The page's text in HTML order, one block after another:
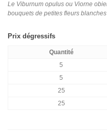
Le Viburnum opulus ou Viorne
bouquets de petites fleurs blanches
Prix dégressifs
Quantité
5
5
25
25